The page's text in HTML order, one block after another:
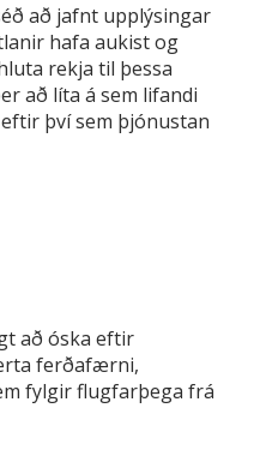
að jafnt upplýsingar
hafa aukist og
rekja til þessa
að líta á sem lifandi
því sem þjónustan
að óska eftir
ferðafærni,
fylgir flugfarþega frá